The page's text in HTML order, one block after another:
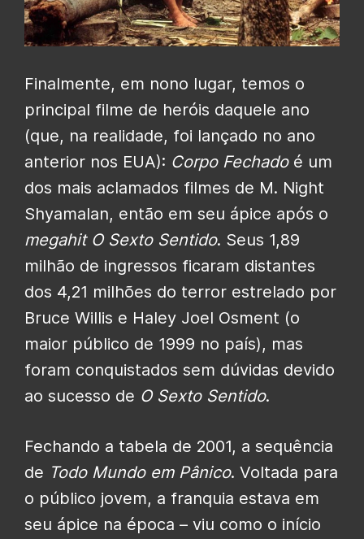
Finalmente, em nono lugar, temos o
principal filme de heróis daquele ano
(que, na realidade, foi lançado no ano
anterior nos EUA): Corpo Fechadoé um
dos mais aclamados filmes de M. Night
Shyamalan, então em seu ápice após o
megahit O Sexto Sentido. Seus 1,89
milhão de ingressos ficaram distantes
dos 4,21 milhões do terror estrelado por
Bruce Willis e Haley Joel Osment (o
maior público de 1999 no país), mas
foram conquistados sem dúvidas devido
ao sucesso de O Sexto Sentido.
Fechando a tabela de 2001, a sequência
de Todo Mundo em Pânico. Voltada para
o público jovem, a franquia estava em
seu ápice na época – viu como o início